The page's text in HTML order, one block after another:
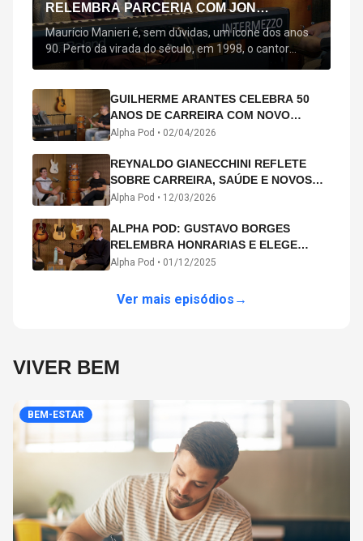
RELEMBRA PARCERIA COM JON
SECADA, ORIGEM DE "BEM QUERER" E
MAIS
Maurício Manieri é, sem dúvidas, um ícone dos anos
90. Perto da virada do século, em 1998, o cantor
estreou oficialmente com o seu primeiro disco, "A
acompanham até hoje, quase trinta anos mais tarde:
"Bem Querer" e "Minha Menina". Em 2026, o astro
segue com o […]
GUILHERME ARANTES CELEBRA 50
ANOS DE CARREIRA COM NOVO
ÁLBUM INTERDIMENSIONAL E TURNÊ
Alpha Pod • 02/04/2026
REYNALDO GIANECCHINI REFLETE
SOBRE CARREIRA, SAÚDE E NOVOS
CAMINHOS ARTÍSTICOS NO ALPHA
Alpha Pod • 12/03/2026
ALPHA POD: GUSTAVO BORGES
RELEMBRA HONRARIAS E ELEGE
MICHAEL PHELPS O MAIOR ATLETA DA
Alpha Pod • 01/12/2025
Ver mais episódios →
VIVER BEM
BEM-ESTAR